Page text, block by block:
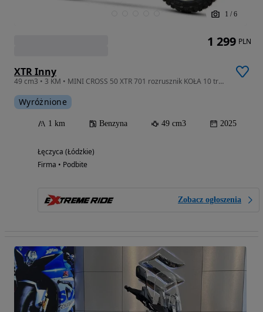
1 / 6
XTR Inny
49 cm3 • 3 KM • MINI CROSS 50 XTR 701 rozrusznik KOŁA 10 transport RATY +gratisy
Wyróżnione
1 km Benzyna 49 cm3 2025
Łęczyca (Łódzkie)
Firma • Podbite
Zobacz ogłoszenia
1 299 PLN